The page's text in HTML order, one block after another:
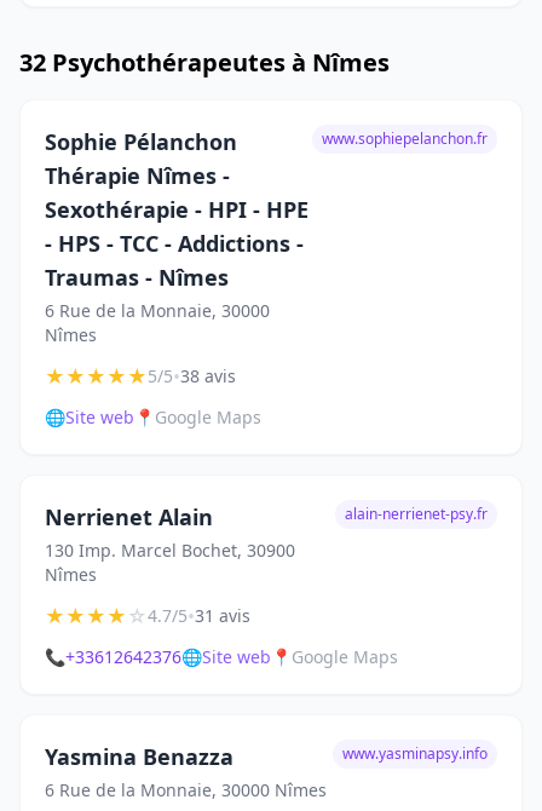
32 Psychothérapeutes à Nîmes
Sophie Pélanchon
Thérapie Nîmes -
Sexothérapie - HPI - HPE
- HPS - TCC - Addictions -
Traumas - Nîmes
6 Rue de la Monnaie, 30000
Nîmes
www.sophiepelanchon.fr
★★★★★5/5•38 avis
🌐Site web 📍 Google Maps
Nerrienet Alain
130 Imp. Marcel Bochet, 30900
Nîmes
alain-nerrienet-psy.fr
★★★★☆4.7/5•31 avis
📞+33612642376🌐Site web 📍 Google Maps
Yasmina Benazza
6 Rue de la Monnaie, 30000 Nîmes
www.yasminapsy.info